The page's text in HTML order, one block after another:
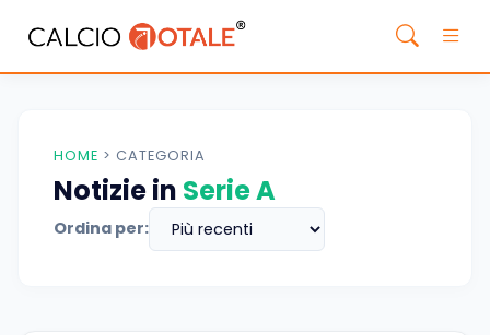
HOME > CATEGORIA
Notizie in Serie A
Ordina per: